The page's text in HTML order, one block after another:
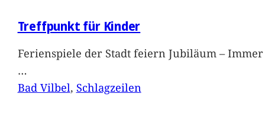
Treffpunkt für Kinder
Ferienspiele der Stadt feiern Jubiläum –
…
Bad Vilbel, Schlagzeilen